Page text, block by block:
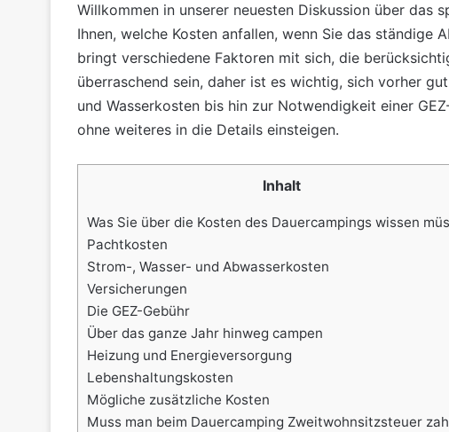
Willkommen in unserer neuesten Diskussion über das
Ihnen, welche Kosten anfallen, wenn Sie das ständige
bringt verschiedene Faktoren mit sich, die
überraschend sein, daher ist es wichtig, sich vorher
und Wasserkosten bis hin zur Notwendigkeit einer
ohne weiteres in die Details einsteigen.
Inhalt
Was Sie über die Kosten des Dauercampings wissen
Pachtkosten
Strom-, Wasser- und Abwasserkosten
Versicherungen
Die GEZ-Gebühr
Über das ganze Jahr hinweg campen
Heizung und Energieversorgung
Lebenshaltungskosten
Mögliche zusätzliche Kosten
Muss man beim Dauercamping Zweitwohnsitzsteuer